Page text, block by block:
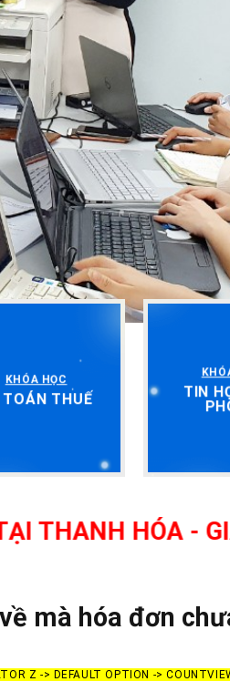
KHÓA HỌC
TOÁN THUẾ
TIN
HÓA - GIÁO
mà hóa đơn
Z -> DEFAULT OPTION ->